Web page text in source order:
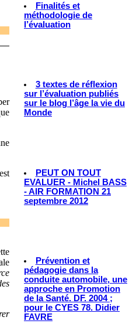
Finalités et
méthodologie de
l’évaluation
3 textes de réflexion
sur l’évaluation publiés
sur le blog l’âge la vie du
Monde
PEUT ON TOUT
EVALUER - Michel BASS
- AIR FORMATION 21
septembre 2012
Prévention et
pédagogie dans la
conduite automobile, une
approche en Promotion
de la Santé. DF. 2004 ;
pour le CYES 78. Didier
FAVRE